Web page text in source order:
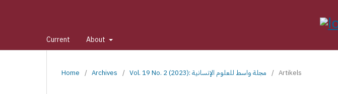
Current About
Home / Archives / Vol. 19 No. 2 (2023): مجلة واسط للعلوم الإنسانية / Artikels